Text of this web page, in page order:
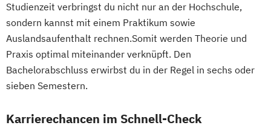
Studienzeit verbringst du nicht nur an der Hochschule,
sondern kannst mit einem Praktikum sowie
Auslandsaufenthalt rechnen.Somit werden Theorie und
Praxis optimal miteinander verknüpft. Den
Bachelorabschluss erwirbst du in der Regel in sechs oder
sieben Semestern.
Karrierechancen im Schnell-Check